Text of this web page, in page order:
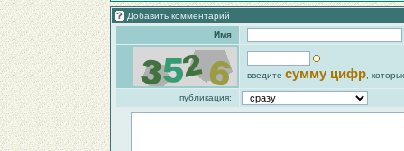
Добавить комментарий
Имя
введите сумму цифр ,
публикация: